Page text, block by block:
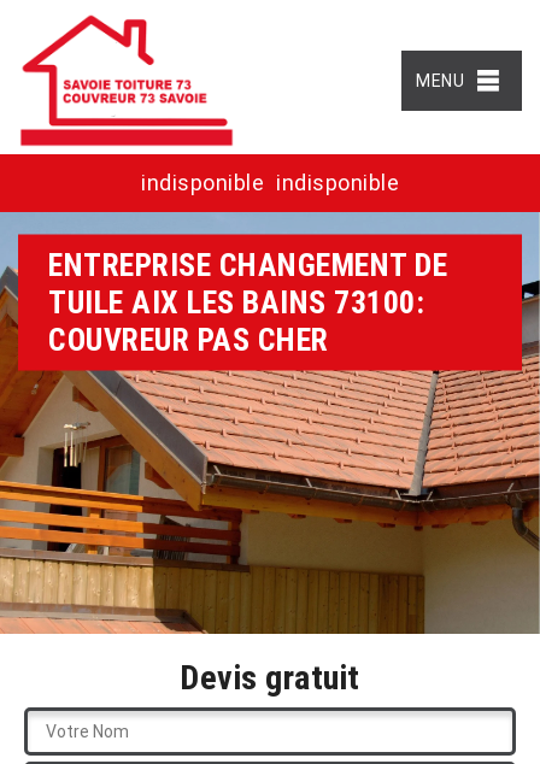
MENU
indisponible indisponible
ENTREPRISE CHANGEMENT DE
TUILE AIX LES BAINS 73100:
COUVREUR PAS CHER
Devis gratuit